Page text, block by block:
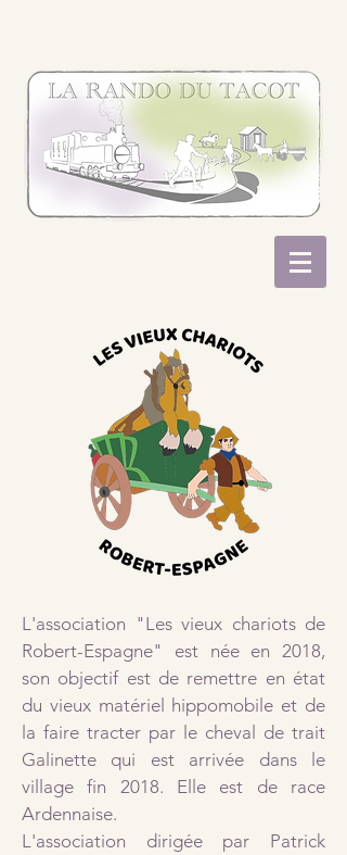
L'association "Les vieux chariots de
Robert-Espagne" est née en 2018,
son objectif est de remettre en état
du vieux matériel hippomobile et de
la faire tracter par le cheval de trait
Galinette qui est arrivée dans le
village fin 2018. Elle est de race
Ardennaise.
L'association dirigée par Patrick